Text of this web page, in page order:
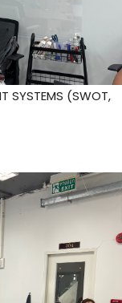
SYSTEMS (SWOT,